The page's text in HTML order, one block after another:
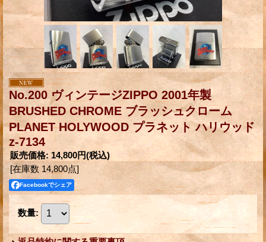
No.200 ヴィンテージZIPPO 2001年製
BRUSHED CHROME ブラッシュクローム
PLANET HOLYWOOD プラネット ハリウッド
z-7134
販売価格: 14,800円(税込)
[在庫数 14,800点]
Facebookでシェア
数量: